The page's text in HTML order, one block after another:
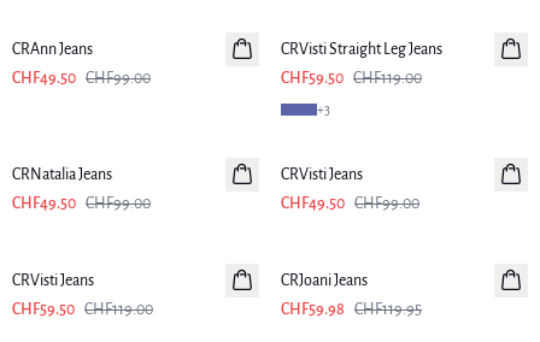
CRAnn Jeans
CHF49.50 CHF99.00
CRVisti Straight Leg Jeans
CHF59.50 CHF119.00
+3
CRNatalia Jeans
CHF49.50 CHF99.00
CRVisti Jeans
CHF49.50 CHF99.00
CRVisti Jeans
CHF59.50 CHF119.00
CRJoani Jeans
CHF59.98
CHF119.95